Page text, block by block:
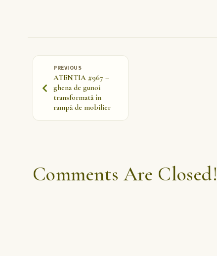
PREVIOUS
ATENTIA #967 –
ghena de gunoi
transformată în
rampă de mobilier
Comments Are Closed!